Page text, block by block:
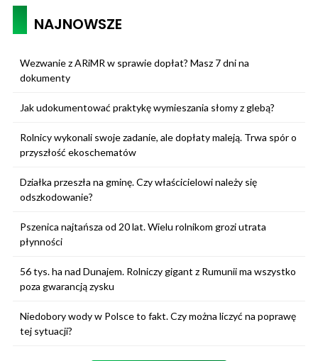
NAJNOWSZE
Wezwanie z ARiMR w sprawie dopłat? Masz 7 dni na
dokumenty
Jak udokumentować praktykę wymieszania słomy z glebą?
Rolnicy wykonali swoje zadanie, ale dopłaty maleją. Trwa spór o
przyszłość ekoschematów
Działka przeszła na gminę. Czy właścicielowi należy się
odszkodowanie?
Pszenica najtańsza od 20 lat. Wielu rolnikom grozi utrata
płynności
56 tys. ha nad Dunajem. Rolniczy gigant z Rumunii ma wszystko
poza gwarancją zysku
Niedobory wody w Polsce to fakt. Czy można liczyć na poprawę
tej sytuacji?